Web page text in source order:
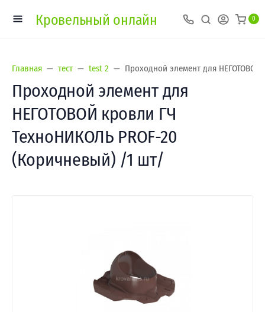
Кровельный онлайн 0
Главная тест test 2 Проходной элемент для
Проходной элемент для
НЕГОТОВОЙ кровли ГЧ
ТехноНИКОЛЬ PROF-20
(Коричневый) /1 шт/